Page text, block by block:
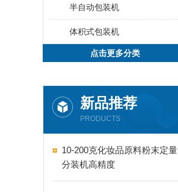
半自动包装机
体积式包装机
点击更多分类
新品推荐
PRODUCTS
10-200克化妆品原料粉末定量
分装机高精度